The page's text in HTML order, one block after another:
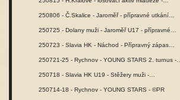
250806 - Č.Skalice - Jaroměř - přípravné utkání…
250725 - Dolany muži - Jaroměř U17 - přípravné…
250723 - Slavia HK - Náchod - Přípravný zápas…
250721-25 - Rychnov - YOUNG STARS 2. turnus -…
250718 - Slavia HK U19 - Stěžery muži -…
250714-18 - Rychnov - YOUNG STARS - ©PR